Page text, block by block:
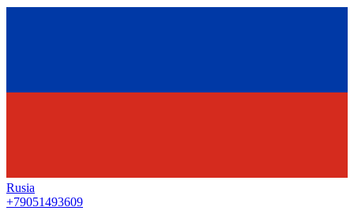
Rusia
+79051493609